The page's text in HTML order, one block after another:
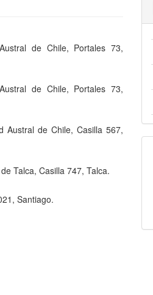
de Chile, Portales 73,
de Chile, Portales 73,
Austral de Chile, Casilla 567,
Talca, Casilla 747, Talca.
Santiago.